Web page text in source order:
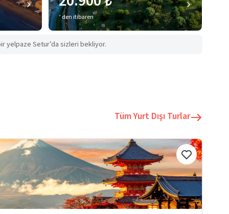
’ den itibaren
yelpaze Setur’da sizleri bekliyor.
Tüm Yurt Dışı Turlar